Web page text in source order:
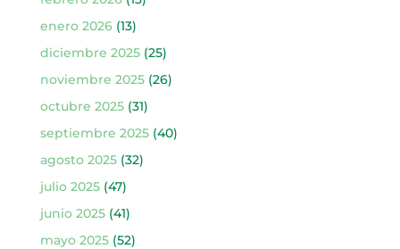
enero 2026(13)
diciembre 2025(25)
noviembre 2025(26)
octubre 2025(31)
septiembre 2025(40)
agosto 2025(32)
julio 2025(47)
junio 2025(41)
mayo 2025(52)